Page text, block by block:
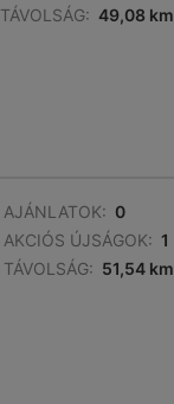
TÁVOLSÁG: 49,08 km
AJÁNLATOK: 0
AKCIÓS ÚJSÁGOK: 1
TÁVOLSÁG: 51,54 km